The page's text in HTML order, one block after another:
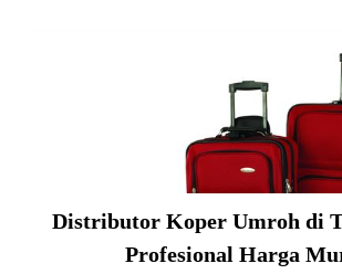
Distributor Koper Umroh di
Profesional Harga